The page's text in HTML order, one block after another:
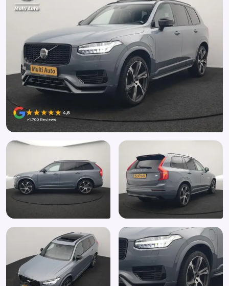
Airbag passagier
Airco separaat achter
Alarm klasse 1(startblokkering)
Alarmsysteem
Aluminium interieur afwerking
Android Auto
Anti Blokkeer Systeem
Anti doorSlip Regeling
Apple CarPlay
Armsteun voor
Audio installatie
Audio installatie premium
Autonomous Emergency Braking
Bagage-scheidingsnet
Bandenspanningscontrolesysteem
Binnenspiegel automatisch dimmend
Bluetooth
Bluetooth telefoonvoorbereiding
Boordcomputer